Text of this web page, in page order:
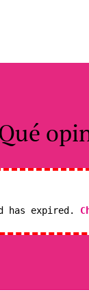
has expired.